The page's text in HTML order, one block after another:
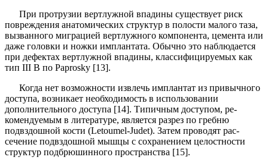
При протрузии вертлужной впадины существует риск
повреждения анатомических структур в полости малого таза,
вызванного миграцией вертлужного компо­нента, цемента или
даже головки и ножки имплантата. Обычно это наблюдается
при дефектах вертлужной впа­дины, классифицируемых как
тип III B по Paprosky [13].
Когда нет возможности извлечь имплантат из привыч­ного
доступа, возникает необходимость в использовании
дополнительного доступа [14]. Типичным доступом, ре­
комендуемым в литературе, является разрез по гребню
подвздошной кости (Letoumel-Judet). Затем проводят рас­
сечение подвздошной мышцы с сохранением целостно­сти
структур подбрюшинного пространства [15].